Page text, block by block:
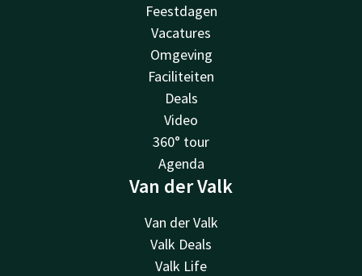
Feestdagen
Vacatures
Omgeving
Faciliteiten
Deals
Video
360° tour
Agenda
Van der Valk
Van der Valk
Valk Deals
Valk Life